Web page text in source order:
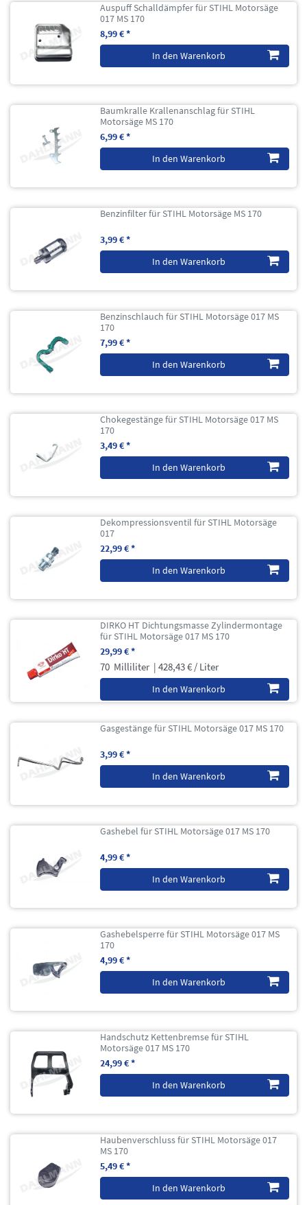
Auspuff Schalldämpfer für STIHL Motorsäge
017 MS 170
8,99 € *
In den Warenkorb
Baumkralle Krallenanschlag für STIHL
Motorsäge MS 170
6,99 € *
In den Warenkorb
Benzinfilter für STIHL Motorsäge MS 170
3,99 € *
In den Warenkorb
Benzinschlauch für STIHL Motorsäge 017 MS
170
7,99 € *
In den Warenkorb
Chokegestänge für STIHL Motorsäge 017 MS
170
3,49 € *
In den Warenkorb
Dekompressionsventil für STIHL Motorsäge
017
22,99 € *
In den Warenkorb
DIRKO HT Dichtungsmasse Zylindermontage
für STIHL Motorsäge 017 MS 170
29,99 € *
70 Milliliter | 428,43 € / Liter
In den Warenkorb
Gasgestänge für STIHL Motorsäge 017 MS 170
3,99 € *
In den Warenkorb
Gashebel für STIHL Motorsäge 017 MS 170
4,99 € *
In den Warenkorb
Gashebelsperre für STIHL Motorsäge 017 MS
170
4,99 € *
In den Warenkorb
Handschutz Kettenbremse für STIHL
Motorsäge 017 MS 170
24,99 € *
In den Warenkorb
Haubenverschluss für STIHL Motorsäge 017
MS 170
5,49 € *
In den Warenkorb